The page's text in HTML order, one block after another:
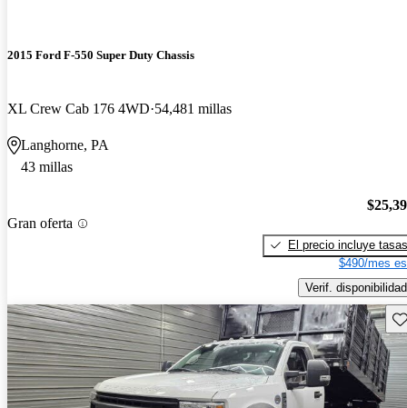
2015 Ford F-550 Super Duty Chassis
XL Crew Cab 176 4WD 54,481 millas
Langhorne, PA
43 millas
Gran oferta
El precio incluye tasas
$490/mes
Verif. disponibilidad